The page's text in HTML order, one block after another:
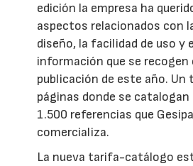
edición la empresa ha
aspectos relacionados con
diseño, la facilidad de uso y
información que se recogen
publicación de este año. Un
páginas donde se catalogan
1.500 referencias que
comercializa.
La nueva tarifa-catálogo